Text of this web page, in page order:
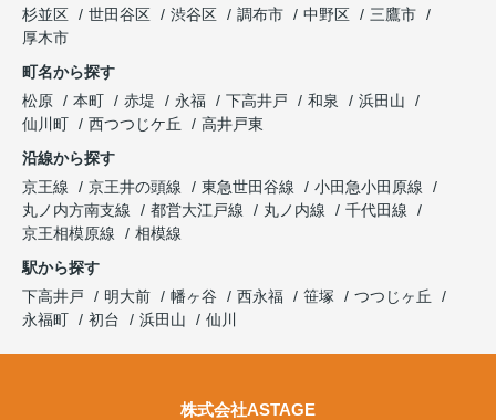
杉並区
世田谷区 渋谷区 調布市 中野区
三鷹市
厚木市
町名から探す
松原
本町 赤堤 永福 下高井戸 和泉
浜田山
仙川町
西つつじケ丘
高井戸東
沿線から探す
京王線
京王井の頭線 東急世田谷線
小田急小田原線
丸ノ内方南支線
都営大江戸線 丸ノ内線
千代田線
京王相模原線
相模線
駅から探す
下高井戸
明大前 幡ヶ谷 西永福 笹塚
つつじヶ丘
永福町
初台 浜田山 仙川
株式会社ASTAGE